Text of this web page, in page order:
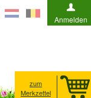
Anmelden
zum
Merkzettel